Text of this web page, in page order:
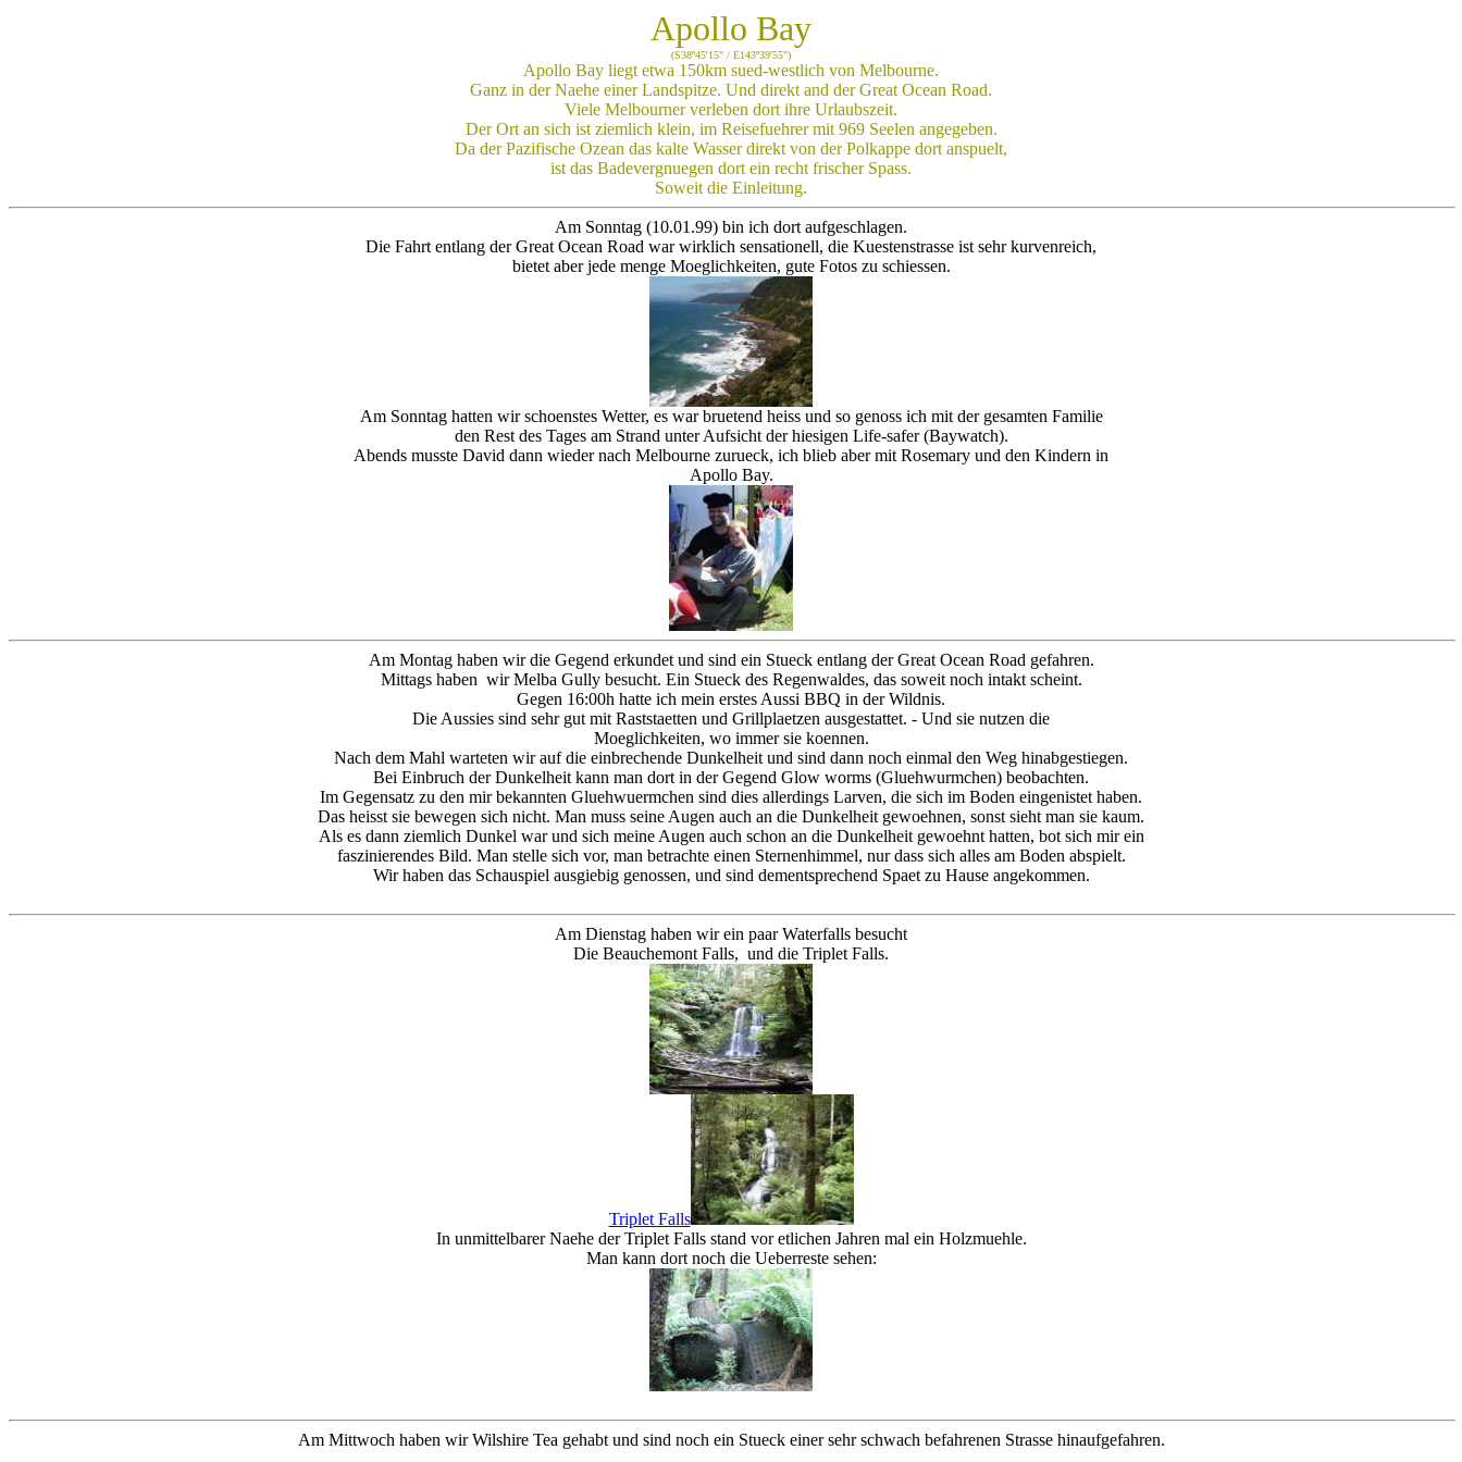
Apollo Bay
(S38º45'15" / E143º39'55")
Apollo Bay liegt etwa 150km sued-westlich von Melbourne.
Ganz in der Naehe einer Landspitze. Und direkt and der Great Ocean Road.
Viele Melbourner verleben dort ihre Urlaubszeit.
Der Ort an sich ist ziemlich klein, im Reisefuehrer mit 969 Seelen angegeben.
Da der Pazifische Ozean das kalte Wasser direkt von der Polkappe dort anspuelt,
ist das Badevergnuegen dort ein recht frischer Spass.
Soweit die Einleitung.
Am Sonntag (10.01.99) bin ich dort aufgeschlagen.
Die Fahrt entlang der Great Ocean Road war wirklich sensationell, die Kuestenstrasse ist sehr kurvenreich,
bietet aber jede menge Moeglichkeiten, gute Fotos zu schiessen.
Am Sonntag hatten wir schoenstes Wetter, es war bruetend heiss und so genoss ich mit der gesamten Familie
den Rest des Tages am Strand unter Aufsicht der hiesigen Life-safer (Baywatch).
Abends musste David dann wieder nach Melbourne zurueck, ich blieb aber mit Rosemary und den Kindern in
Apollo Bay.
Am Montag haben wir die Gegend erkundet und sind ein Stueck entlang der Great Ocean Road gefahren.
Mittags haben wir Melba Gully besucht. Ein Stueck des Regenwaldes, das soweit noch intakt scheint.
Gegen 16:00h hatte ich mein erstes Aussi BBQ in der Wildnis.
Die Aussies sind sehr gut mit Raststaetten und Grillplaetzen ausgestattet. - Und sie nutzen die
Moeglichkeiten, wo immer sie koennen.
Nach dem Mahl warteten wir auf die einbrechende Dunkelheit und sind dann noch einmal den Weg hinabgestiegen.
Bei Einbruch der Dunkelheit kann man dort in der Gegend Glow worms (Gluehwurmchen) beobachten.
Im Gegensatz zu den mir bekannten Gluehwuermchen sind dies allerdings Larven, die sich im Boden eingenistet haben.
Das heisst sie bewegen sich nicht. Man muss seine Augen auch an die Dunkelheit gewoehnen, sonst sieht man sie kaum.
Als es dann ziemlich Dunkel war und sich meine Augen auch schon an die Dunkelheit gewoehnt hatten, bot sich mir ein
faszinierendes Bild. Man stelle sich vor, man betrachte einen Sternenhimmel, nur dass sich alles am Boden abspielt.
Wir haben das Schauspiel ausgiebig genossen, und sind dementsprechend Spaet zu Hause angekommen.
Am Dienstag haben wir ein paar Waterfalls besucht
Die Beauchemont Falls, und die Triplet Falls.
Triplet Falls
In unmittelbarer Naehe der Triplet Falls stand vor etlichen Jahren mal ein Holzmuehle.
Man kann dort noch die Ueberreste sehen:
Am Mittwoch haben wir Wilshire Tea gehabt und sind noch ein Stueck einer sehr schwach befahrenen Strasse hinaufgefahren.